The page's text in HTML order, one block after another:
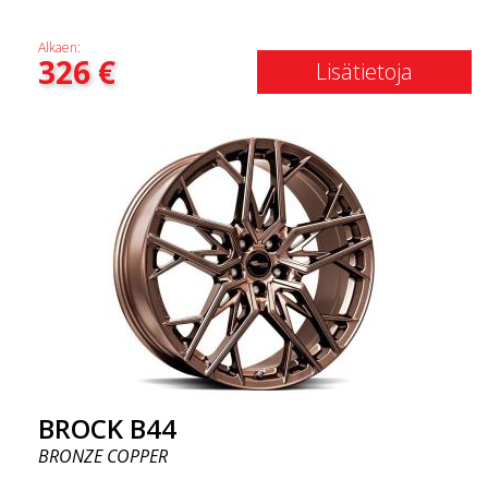
Alkaen:
326€ Lisätietoja
BROCK B44
BRONZE COPPER